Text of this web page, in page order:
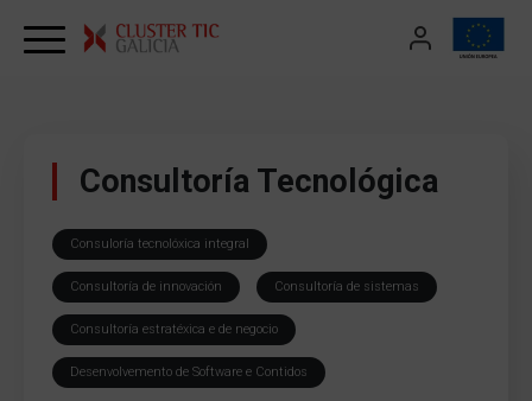
Consultoría Tecnológica
Consuloría tecnolóxica integral
Consultoría de innovación Consultoría de sistemas
Consultoría estratéxica e de negocio
Desenvolvemento de Software e Contidos